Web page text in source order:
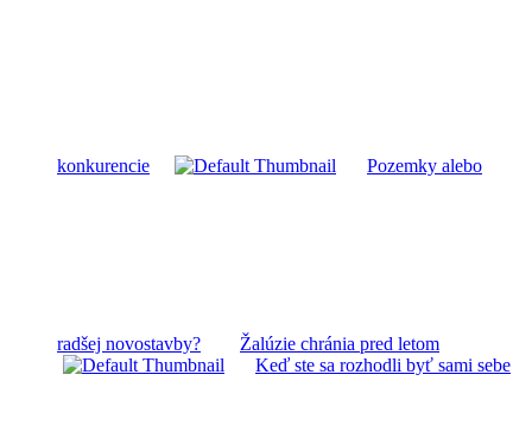
konkurencie Pozemky alebo
radšej novostavby?
Žalúzie chránia pred letom
Keď ste sa rozhodli byť sami sebe